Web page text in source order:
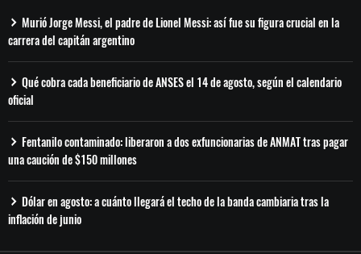
Murió Jorge Messi, el padre de Lionel Messi: así fue su figura crucial en la
carrera del capitán argentino
Qué cobra cada beneficiario de ANSES el 14 de agosto, según el calendario
oficial
Fentanilo contaminado: liberaron a dos exfuncionarias de ANMAT tras pagar
una caución de $150 millones
Dólar en agosto: a cuánto llegará el techo de la banda cambiaria tras la
inflación de junio